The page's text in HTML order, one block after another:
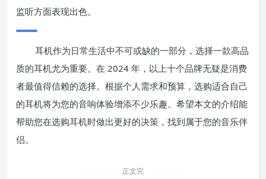
监听方面表现出色。
耳机作为日常生活中不可或缺的一部分，选择一款高品
质的耳机尤为重要。在 2024 年，以上十个品牌无疑是消费
者最值得信赖的选择。根据个人需求和预算，选购适合自己
的耳机将为您的音响体验增添不少乐趣。希望本文的介绍能
帮助您在选购耳机时做出更好的决策，找到属于您的音乐伴
侣。
正文完